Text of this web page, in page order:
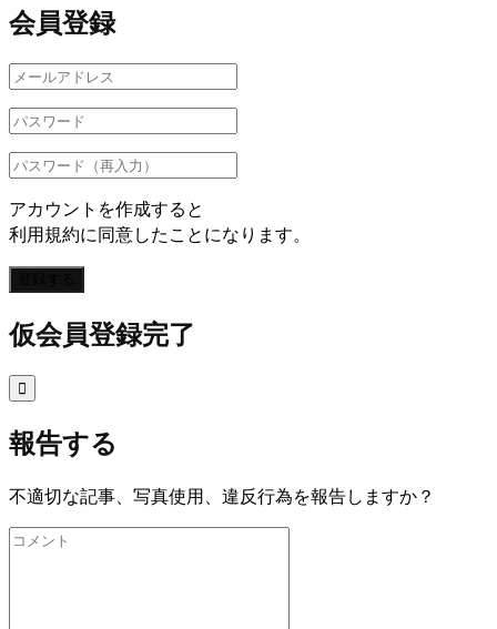
会員登録
アカウントを作成すると
利用規約に同意したことになります。
仮会員登録完了

報告する
不適切な記事、写真使用、違反行為を報告しますか？